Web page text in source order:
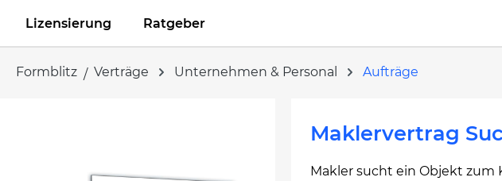
Lizensierung Ratgeber
Formblitz Verträge Unternehmen & Personal Aufträge
Maklervertrag
Makler sucht ein Objekt zum